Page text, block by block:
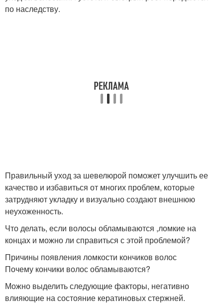
по наследству.
Правильный уход за шевелюрой поможет улучшить ее
качество и избавиться от многих проблем, которые
затрудняют укладку и визуально создают внешнюю
неухоженность.
Что делать, если волосы обламываются ,ломкие на
концах и можно ли справиться с этой проблемой?
Причины появления ломкости кончиков волос
Почему кончики волос обламываются?
Можно выделить следующие факторы, негативно
влияющие на состояние кератиновых стержней.